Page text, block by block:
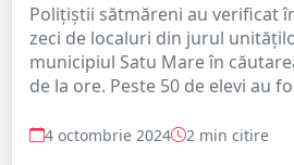
Polițiștii sătmăreni au verificat
zeci de localuri din jurul
municipiul Satu Mare în
de la ore. Peste 50 de elevi au
4 octombrie 2024 2 min citire